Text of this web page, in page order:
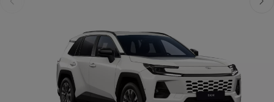
Poprzedni